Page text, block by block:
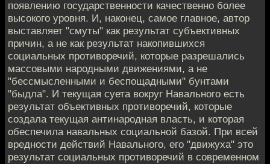
появлению государственности качественно более
высокого уровня. И, наконец, самое главное, автор
выставляет "смуты" как результат субъективных
причин, а не как результат накопившихся
социальных противоречий, которые разрешались
массовыми народными движениями, а не
"бессмысленными и беспощадными" бунтами
"быдла". И текущая суета вокруг Навального есть
результат объективных противоречий, которые
создала текущая антинародная власть, и которая
обеспечила навальных социальной базой. При всей
вредности действий Навального, его "движуха" это
результат социальных противоречий в современном